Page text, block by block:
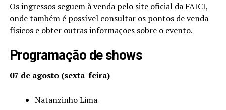
Os ingressos seguem à venda pelo site oficial da FAICI,
onde também é possível consultar os pontos de venda
físicos e obter outras informações sobre o evento.
Programação de shows
07 de agosto (sexta-feira)
Natanzinho Lima